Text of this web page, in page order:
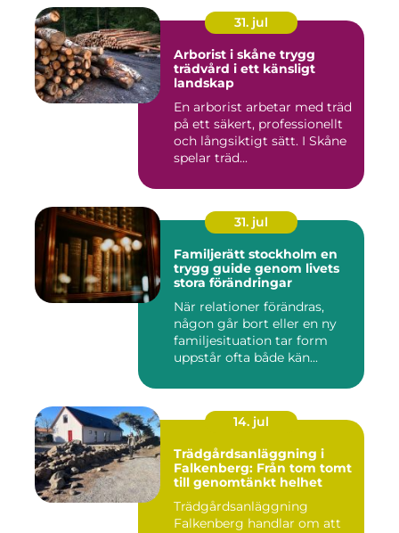
31. jul
Arborist i skåne trygg
trädvård i ett känsligt
landskap
En arborist arbetar med träd
på ett säkert, professionellt
och långsiktigt sätt. I Skåne
spelar träd...
31. jul
Familjerätt stockholm en
trygg guide genom livets
stora förändringar
När relationer förändras,
någon går bort eller en ny
familjesituation tar form
uppstår ofta både kän...
14. jul
Trädgårdsanläggning i
Falkenberg: Från tom tomt
till genomtänkt helhet
Trädgårdsanläggning
Falkenberg handlar om att